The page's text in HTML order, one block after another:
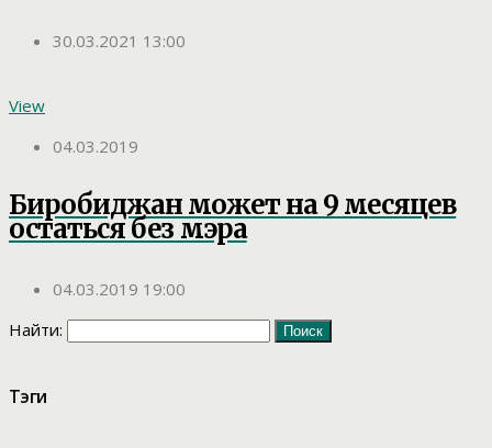
30.03.2021 13:00
View
04.03.2019
Биробиджан может на 9 месяцев
остаться без мэра
04.03.2019 19:00
Найти:
Тэги